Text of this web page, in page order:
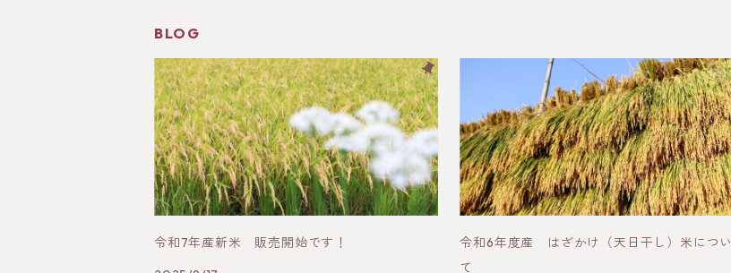
BLOG
令和7年産新米 販売開始です！
令和6年度産 はざかけ（天日干し）米につい
て